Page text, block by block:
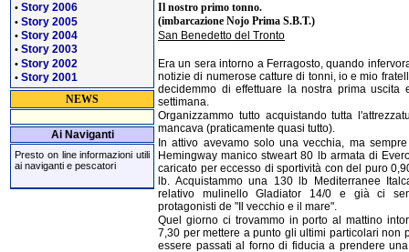
• Story 2006
• Story 2005
• Story 2004
• Story 2003
• Story 2002
• Story 2001
NEWS
Ai Naviganti
Presto on line informazioni utili
ai naviganti e pescatori
Il nostro primo tonno.
(imbarcazione Nojo Prima S.B.T.)
San Benedetto del Tronto
Era un sera intorno a Ferragosto, quando
notizie di numerose catture di tonni, io e mio
decidemmo di effettuare la nostra prima uscita
settimana.
Organizzammo tutto acquistando tutta
mancava (praticamente quasi tutto).
In attivo avevamo solo una vecchia, ma
Hemingway manico stweart 80 lb armata di
caricato per eccesso di sportività con del puro
lb. Acquistammo una 130 lb Mediterranee
relativo mulinello Gladiator 14/0 e già ci
protagonisti de "Il vecchio e il mare".
Quel giorno ci trovammo in porto al mattino
7,30 per mettere a punto gli ultimi particolari non
essere passati al forno di fiducia a prendere